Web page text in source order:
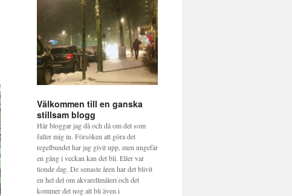
Välkommen till en ganska
stillsam blogg
Här bloggar jag då och då om det som
faller mig in. Försöken att göra det
regelbundet har jag givit upp, men ungefär
en gång i veckan kan det bli. Eller var
tionde dag. De senaste åren har det blivit
en hel del om akvarellmåleri och det
kommer det nog att bli även i